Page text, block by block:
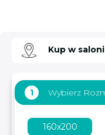
Kup w
1 Wybierz
160x200